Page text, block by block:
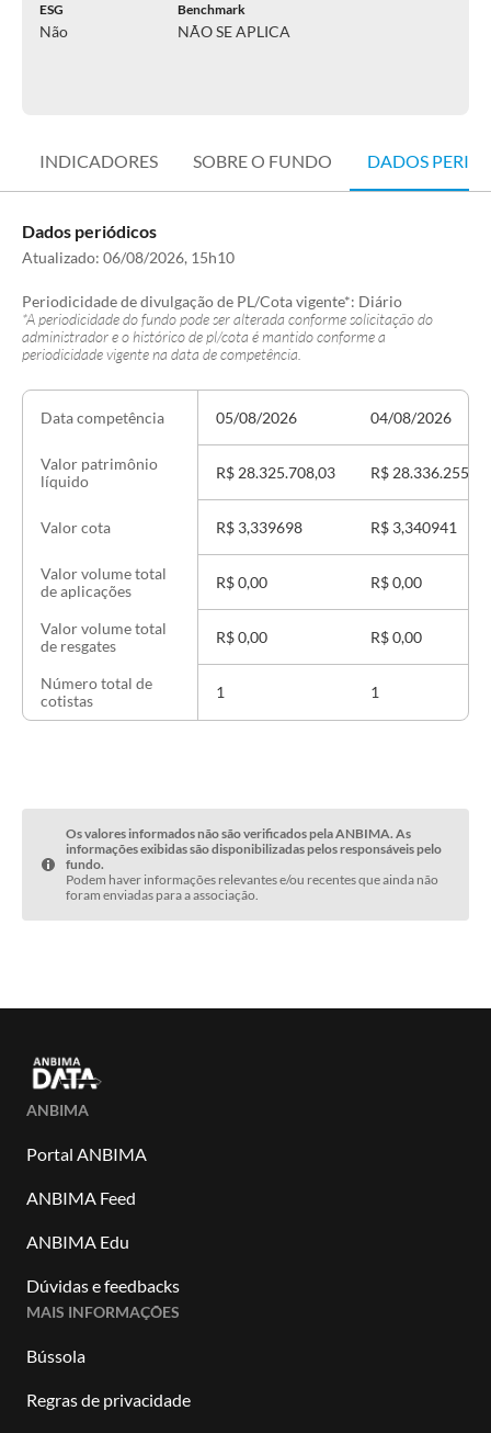
ESG
Não
Benchmark
NÃO SE APLICA
INDICADORES SOBRE O FUNDO DADOS
Dados periódicos
Atualizado: 06/08/2026, 15h10
Periodicidade de divulgação de PL/Cota vigente*: Diário
*A periodicidade do fundo pode ser alterada conforme solicitação do
administrador e o histórico de pl/cota é mantido conforme a
periodicidade vigente na data de competência.
Data competência
Valor patrimônio
líquido
Valor cota
Valor volume total
de aplicações
Valor volume total
de resgates
Número total de
cotistas
05/08/2026
R$ 28.325.708,03
R$ 3,339698
R$ 0,00
R$ 0,00
1
04/08/2026
R$ 28.336.255,39
R$ 3,340941
R$ 0,00
R$ 0,00
1
Os valores informados não são verificados pela ANBIMA. As
informações exibidas são disponibilizadas pelos responsáveis pelo
fundo.
Podem haver informações relevantes e/ou recentes que ainda não
foram enviadas para a associação.
ANBIMA
Portal ANBIMA
ANBIMA Feed
ANBIMA Edu
Dúvidas e feedbacks
MAIS INFORMAÇÕES
Bússola
Regras de privacidade